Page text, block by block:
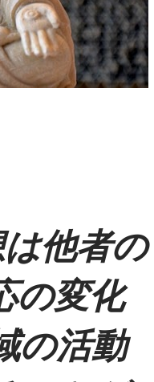
他者の
の変化
の活動